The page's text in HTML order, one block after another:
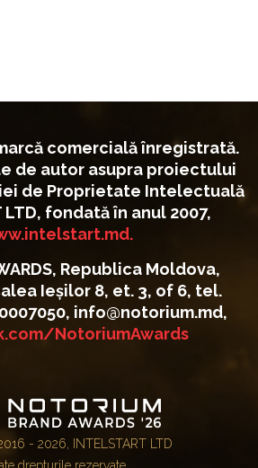
comercială înregistrată.
de autor asupra proiectului
de Proprietate Intelectuală
LTD, fondată în anul 2007,
Republica Moldova,
Ieșilor 8, et. 3, of 6, tel.
info@notorium.md,
NotoriumAwards
- 2026, INTELSTART LTD